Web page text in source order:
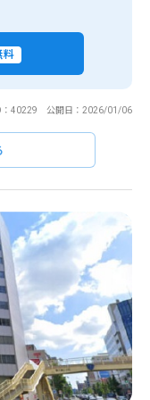
料
：40229 公開日：2026/01/06